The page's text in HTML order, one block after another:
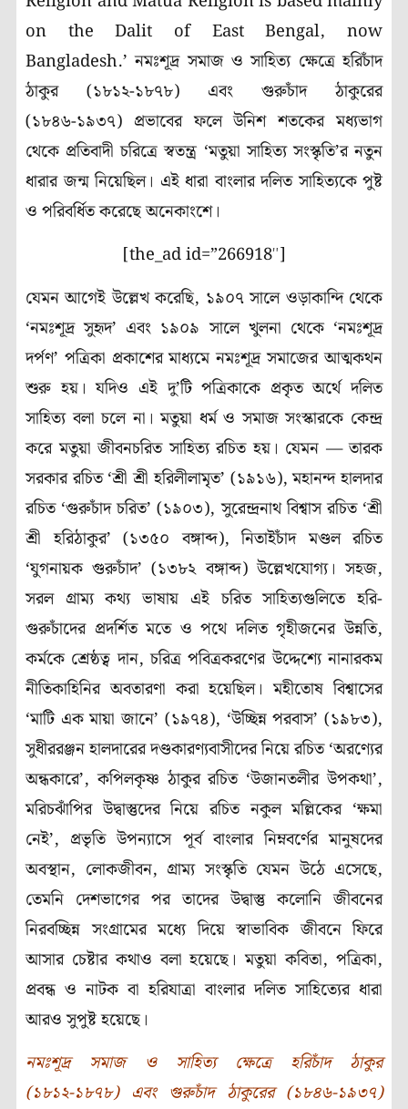
on the Dalit of East Bengal, now
Bangladesh.’ নমঃশূদ্র সমাজ ও সাহিত্য ক্ষেত্রে হরিচাঁদ
ঠাকুর (১৮১২-১৮৭৮) এবং গুরুচাঁদ ঠাকুরের
(১৮৪৬-১৯৩৭) প্রভাবের ফলে উনিশ শতকের মধ্যভাগ
থেকে প্রতিবাদী চরিত্রে স্বতন্ত্র ‘মতুয়া সাহিত্য সংস্কৃতি’র নতুন
ধারার জন্ম নিয়েছিল। এই ধারা বাংলার দলিত সাহিত্যকে পুষ্ট
ও পরিবর্ধিত করেছে অনেকাংশে।
[the_ad id=”266918″]
যেমন আগেই উল্লেখ করেছি, ১৯০৭ সালে ওড়াকান্দি থেকে
‘নমঃশূদ্র সুহৃদ’ এবং ১৯০৯ সালে খুলনা থেকে ‘নমঃশূদ্র
দর্পণ’ পত্রিকা প্রকাশের মাধ্যমে নমঃশূদ্র সমাজের আত্মকথন
শুরু হয়। যদিও এই দু’টি পত্রিকাকে প্রকৃত অর্থে দলিত
সাহিত্য বলা চলে না। মতুয়া ধর্ম ও সমাজ সংস্কারকে কেন্দ্র
করে মতুয়া জীবনচরিত সাহিত্য রচিত হয়। যেমন — তারক
সরকার রচিত ‘শ্রী শ্রী হরিলীলামৃত’ (১৯১৬), মহানন্দ হালদার
রচিত ‘গুরুচাঁদ চরিত’ (১৯০৩), সুরেন্দ্রনাথ বিশ্বাস রচিত ‘শ্রী
শ্রী হরিঠাকুর’ (১৩৫০ বঙ্গাব্দ), নিতাইচাঁদ মণ্ডল রচিত
‘যুগনায়ক গুরুচাঁদ’ (১৩৮২ বঙ্গাব্দ) উল্লেখযোগ্য। সহজ,
সরল গ্রাম্য কথ্য ভাষায় এই চরিত সাহিত্যগুলিতে হরি-
গুরুচাঁদের প্রদর্শিত মতে ও পথে দলিত গৃহীজনের উন্নতি,
কর্মকে শ্রেষ্ঠত্ব দান, চরিত্র পবিত্রকরণের উদ্দেশ্যে নানারকম
নীতিকাহিনির অবতারণা করা হয়েছিল। মহীতোষ বিশ্বাসের
‘মাটি এক মায়া জানে’ (১৯৭৪), ‘উচ্ছিন্ন পরবাস’ (১৯৮৩),
সুধীররঞ্জন হালদারের দণ্ডকারণ্যবাসীদের নিয়ে রচিত ‘অরণ্যের
অন্ধকারে’, কপিলকৃষ্ণ ঠাকুর রচিত ‘উজানতলীর উপকথা’,
মরিচঝাঁপির উদ্বাস্তুদের নিয়ে রচিত নকুল মল্লিকের ‘ক্ষমা
নেই’, প্রভৃতি উপন্যাসে পূর্ব বাংলার নিম্নবর্ণের মানুষদের
অবস্থান, লোকজীবন, গ্রাম্য সংস্কৃতি যেমন উঠে এসেছে,
তেমনি দেশভাগের পর তাদের উদ্বাস্তু কলোনি জীবনের
নিরবচ্ছিন্ন সংগ্রামের মধ্যে দিয়ে স্বাভাবিক জীবনে ফিরে
আসার চেষ্টার কথাও বলা হয়েছে। মতুয়া কবিতা, পত্রিকা,
প্রবন্ধ ও নাটক বা হরিযাত্রা বাংলার দলিত সাহিত্যের ধারা
আরও সুপুষ্ট হয়েছে।
নমঃশূদ্র সমাজ ও সাহিত্য ক্ষেত্রে হরিচাঁদ ঠাকুর
(১৮১২-১৮৭৮) এবং গুরুচাঁদ ঠাকুরের (১৮৪৬-১৯৩৭)